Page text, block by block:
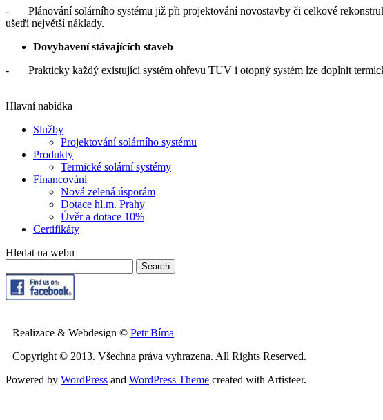
- Plánování solárního systému již při projektování novostavby či celkové
ušetří největší náklady.
Dovybavení stávajících staveb
- Prakticky každý existující systém ohřevu TUV i otopný systém lze doplnit
Hlavní nabídka
Služby
Projektování solárního systému
Produkty
Termické solární systémy
Financování
Nová zelená úsporám
Dotace hl.m. Prahy
Úvěr a dotace 10%
Certifikáty
Hledat na webu
Realizace & Webdesign © Petr Bíma
Copyright © 2013. Všechna práva vyhrazena. All Rights Reserved.
Powered by WordPress and WordPress Theme created with Artisteer.